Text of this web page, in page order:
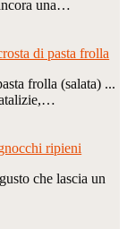
una…
di pasta frolla
frolla (salata) ...
ripieni
che lascia un